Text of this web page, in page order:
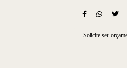
Solicite seu